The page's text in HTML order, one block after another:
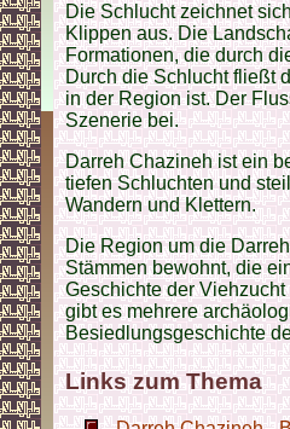
Die Schlucht zeichnet
Klippen aus. Die
Formationen, die durch
Durch die Schlucht fließt
in der Region ist. Der
Szenerie bei.
Darreh Chazineh ist ein
tiefen Schluchten und
Wandern und Klettern.
Die Region um die
Stämmen bewohnt, die
Geschichte der
gibt es mehrere
Besiedlungsgeschichte
Links zum Thema